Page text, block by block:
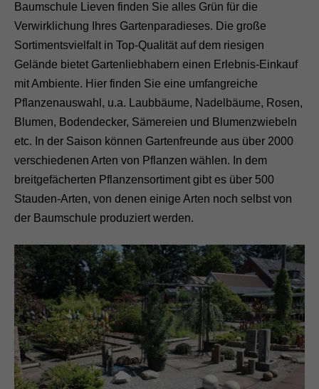
Baumschule Lieven finden Sie alles Grün für die
Verwirklichung Ihres Gartenparadieses. Die große
Sortimentsvielfalt in Top-Qualität auf dem riesigen
Gelände bietet Gartenliebhabern einen Erlebnis-Einkauf
mit Ambiente. Hier finden Sie eine umfangreiche
Pflanzenauswahl, u.a. Laubbäume, Nadelbäume, Rosen,
Blumen, Bodendecker, Sämereien und Blumenzwiebeln
etc. In der Saison können Gartenfreunde aus über 2000
verschiedenen Arten von Pflanzen wählen. In dem
breitgefächerten Pflanzensortiment gibt es über 500
Stauden-Arten, von denen einige Arten noch selbst von
der Baumschule produziert werden.